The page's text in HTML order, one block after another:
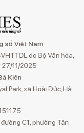
số Việt Nam
do Bộ Văn hóa,
27/11/2025
Kiên
Park, xã Hoài Đức, Hà
C1, phường Tân